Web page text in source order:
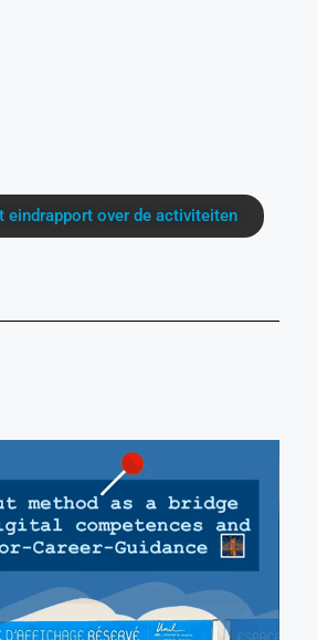
eindrapport over de activiteiten